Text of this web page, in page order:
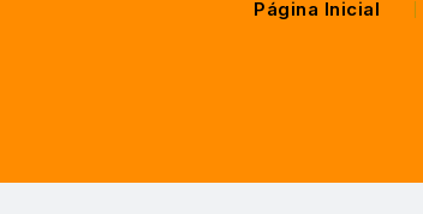
Página Inicial